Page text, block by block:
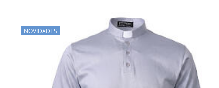
NOVIDADES